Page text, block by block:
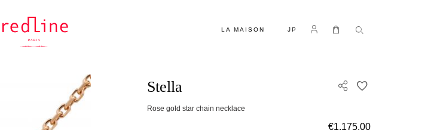
LA MAISON JP Log in マイカート
Stella
Rose gold star chain necklace
€1,175.00